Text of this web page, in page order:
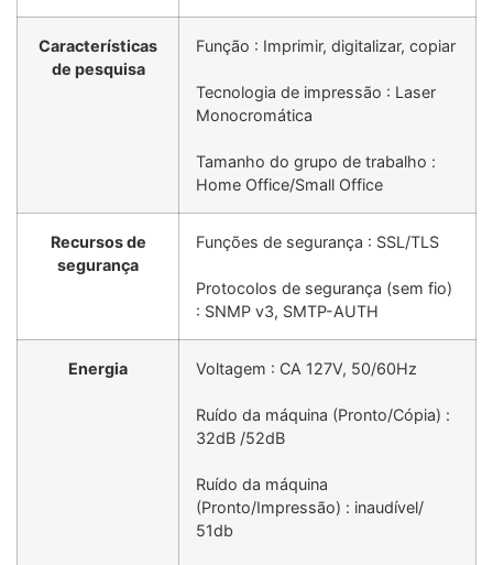
Características
de pesquisa
Função : Imprimir, digitalizar, copiar
Tecnologia de impressão : Laser
Monocromática
Tamanho do grupo de trabalho :
Home Office/Small Office
Recursos de
segurança
Funções de segurança : SSL/TLS
Protocolos de segurança (sem fio)
: SNMP v3, SMTP-AUTH
Energia Voltagem : CA 127V, 50/60Hz
Ruído da máquina (Pronto/Cópia) :
32dB /52dB
Ruído da máquina
(Pronto/Impressão) : inaudível/
51db